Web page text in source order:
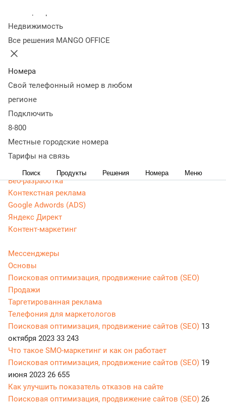
Недвижимость
Все решения MANGO OFFICE
Номера
Свой телефонный номер в любом
регионе
Подключить
8-800
Местные городские номера
Тарифы на связь
Поиск Продукты Решения Номера Меню
оптимизация,
продвижение сайтов
(SEO)
Статьи, обзоры, ТОПы, идеи и советы для развития
бизнеса. Энциклопедия маркетолога, Поисковая
оптимизация, продвижение сайтов (SEO) - актуальная,
живая и понятная информация доступным языком.
CRM маркетинг
Аналитика
Веб-аналитика
Веб-разработка
Контекстная реклама
Google Adwords (ADS)
Яндекс Директ
Контент-маркетинг
Мессенджеры
Основы
Поисковая оптимизация, продвижение сайтов (SEO)
Продажи
Таргетированная реклама
Телефония для маркетологов
Поисковая оптимизация, продвижение сайтов (SEO) 13
октября 2023 33 243
Что такое SMO-маркетинг и как он работает
Поисковая оптимизация, продвижение сайтов (SEO) 19
июня 2023 26 655
Как улучшить показатель отказов на сайте
Поисковая оптимизация, продвижение сайтов (SEO) 26